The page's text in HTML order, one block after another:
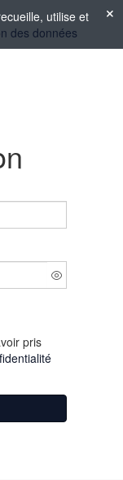
utilise et
des données
pris